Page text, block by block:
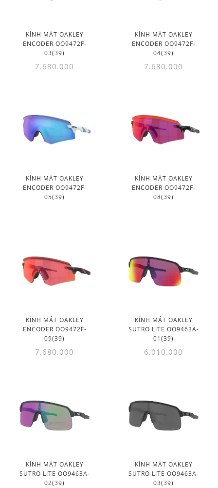
KÍNH MÁT OAKLEY
ENCODER OO9472F-
03(39)
7.680.000
KÍNH MÁT OAKLEY
ENCODER OO9472F-
04(39)
7.680.000
KÍNH MÁT OAKLEY
ENCODER OO9472F-
05(39)
KÍNH MÁT OAKLEY
ENCODER OO9472F-
08(39)
KÍNH MÁT OAKLEY
ENCODER OO9472F-
09(39)
7.680.000
KÍNH MÁT OAKLEY
SUTRO LITE OO9463A-
01(39)
6.010.000
KÍNH MÁT OAKLEY
SUTRO LITE OO9463A-
02(39)
KÍNH MÁT OAKLEY
SUTRO LITE OO9463A-
03(39)